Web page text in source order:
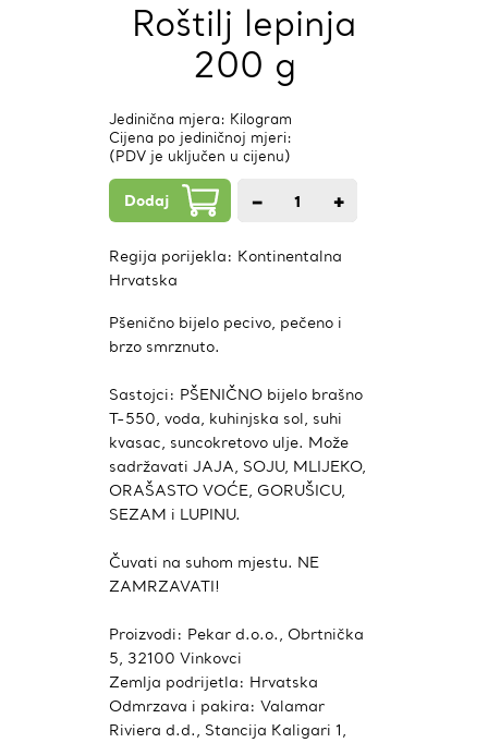
Roštilj lepinja
200 g
Jedinična mjera: Kilogram
Cijena po jediničnoj mjeri:
(PDV je uključen u cijenu)
Dodaj − 1 +
Regija porijekla: Kontinentalna
Hrvatska
Pšenično bijelo pecivo, pečeno i
brzo smrznuto.
Sastojci: PŠENIČNO bijelo brašno
T-550, voda, kuhinjska sol, suhi
kvasac, suncokretovo ulje. Može
sadržavati JAJA, SOJU, MLIJEKO,
ORAŠASTO VOĆE, GORUŠICU,
SEZAM i LUPINU.
Čuvati na suhom mjestu. NE
ZAMRZAVATI!
Proizvodi: Pekar d.o.o., Obrtnička
5, 32100 Vinkovci
Zemlja podrijetla: Hrvatska
Odmrzava i pakira: Valamar
Riviera d.d., Stancija Kaligari 1,